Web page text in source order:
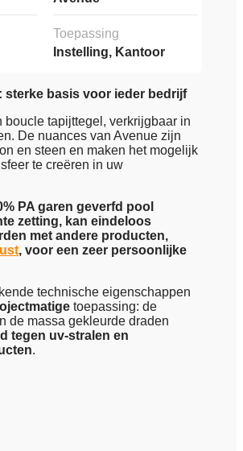
Toepassing
Instelling, Kantoor
sterke basis voor ieder bedrijf
boucle tapijttegel, verkrijgbaar in
De nuances van Avenue zijn
en steen en maken het mogelijk
te creëren in uw
PA garen geverfd pool
zetting, kan eindeloos
met andere producten,
, voor een zeer persoonlijke
technische eigenschappen
toepassing: de
de massa gekleurde draden
tegen uv-stralen en
.